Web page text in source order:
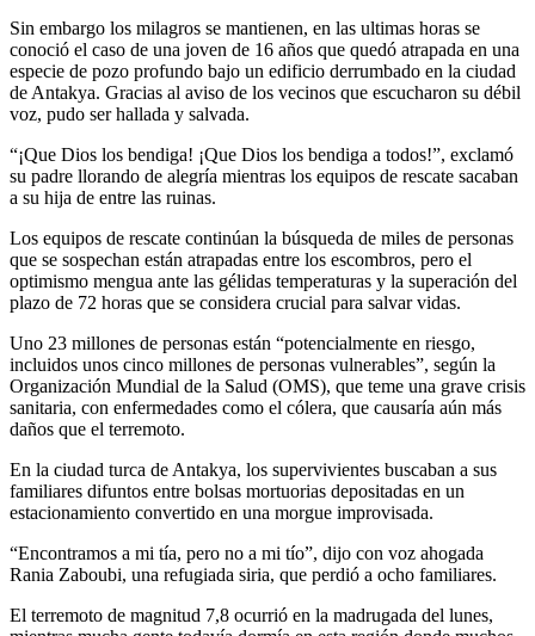
Sin embargo los milagros se mantienen, en las ultimas horas se
conoció el caso de una joven de 16 años que quedó atrapada en una
especie de pozo profundo bajo un edificio derrumbado en la ciudad
de Antakya. Gracias al aviso de los vecinos que escucharon su débil
voz, pudo ser hallada y salvada.
“¡Que Dios los bendiga! ¡Que Dios los bendiga a todos!”, exclamó
su padre llorando de alegría mientras los equipos de rescate sacaban
a su hija de entre las ruinas.
Los equipos de rescate continúan la búsqueda de miles de personas
que se sospechan están atrapadas entre los escombros, pero el
optimismo mengua ante las gélidas temperaturas y la superación del
plazo de 72 horas que se considera crucial para salvar vidas.
Uno 23 millones de personas están “potencialmente en riesgo,
incluidos unos cinco millones de personas vulnerables”, según la
Organización Mundial de la Salud (OMS), que teme una grave crisis
sanitaria, con enfermedades como el cólera, que causaría aún más
daños que el terremoto.
En la ciudad turca de Antakya, los supervivientes buscaban a sus
familiares difuntos entre bolsas mortuorias depositadas en un
estacionamiento convertido en una morgue improvisada.
“Encontramos a mi tía, pero no a mi tío”, dijo con voz ahogada
Rania Zaboubi, una refugiada siria, que perdió a ocho familiares.
El terremoto de magnitud 7,8 ocurrió en la madrugada del lunes,